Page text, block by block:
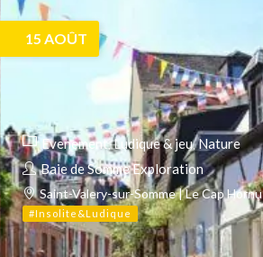
15 AOÛT
Evenement Ludique & jeu Nature
Baie de Somme Exploration
Saint-Valery-sur-Somme | Le Cap Hornu
#Insolite&Ludique